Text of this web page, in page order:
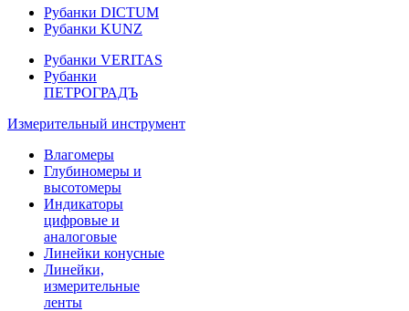
Рубанки DICTUM
Рубанки KUNZ
Рубанки VERITAS
Рубанки
ПЕТРОГРАДЪ
Измерительный инструмент
Влагомеры
Глубиномеры и
высотомеры
Индикаторы
цифровые и
аналоговые
Линейки конусные
Линейки,
измерительные
ленты